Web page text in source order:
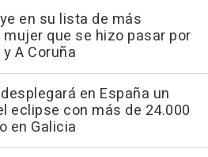
en su lista de más
que se hizo pasar por
A Coruña
en España un
eclipse con más de 24.000
en Galicia